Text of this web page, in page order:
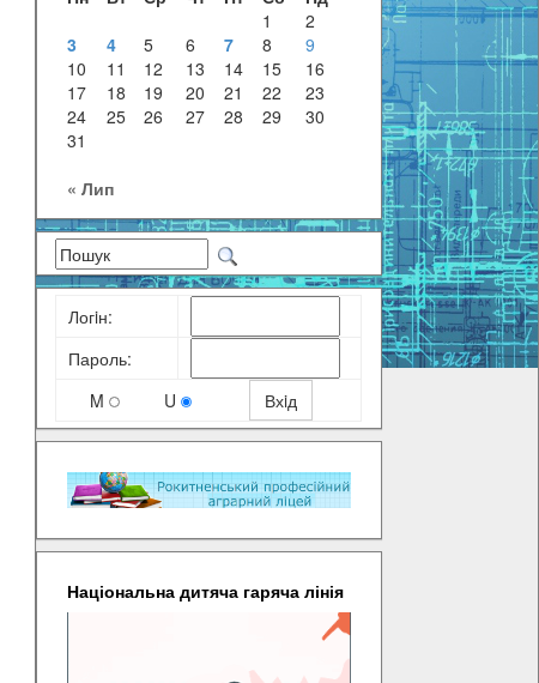
1
2
3
4 5 6 7 8
9
10
11 12 13 14 15
16
17
18 19 20 21 22
23
24
25 26 27 28 29
30
31
« Лип
Логiн:
Пароль:
M
U
Національна дитяча гаряча лінія